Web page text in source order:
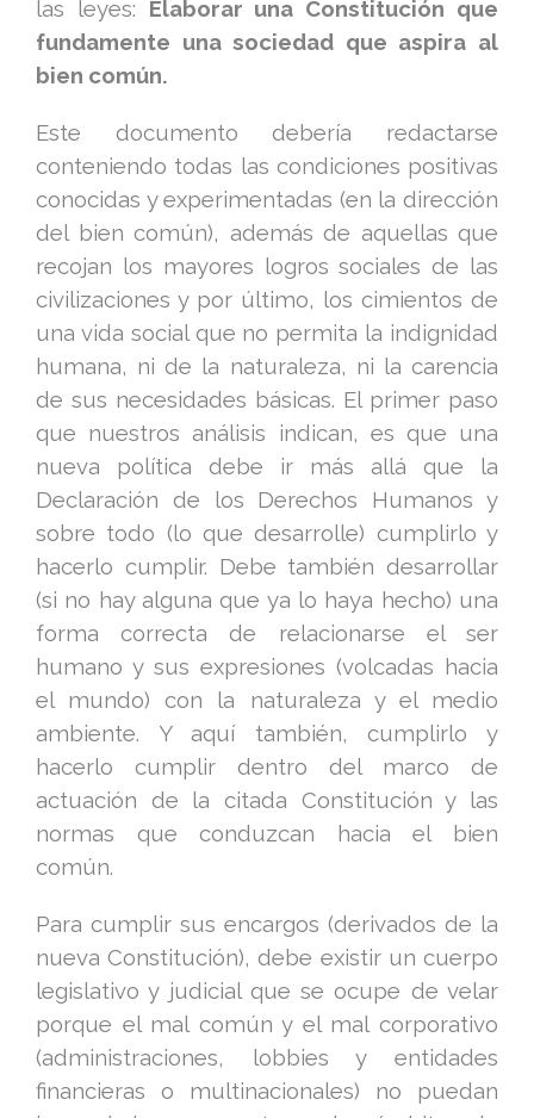
las leyes: Elaborar una Constitución que
fundamente una sociedad que aspira al
bien común.
Este documento debería redactarse
conteniendo todas las condiciones positivas
conocidas y experimentadas (en la dirección
del bien común), además de aquellas que
recojan los mayores logros sociales de las
civilizaciones y por último, los cimientos de
una vida social que no permita la indignidad
humana, ni de la naturaleza, ni la carencia
de sus necesidades básicas. El primer paso
que nuestros análisis indican, es que una
nueva política debe ir más allá que la
Declaración de los Derechos Humanos y
sobre todo (lo que desarrolle) cumplirlo y
hacerlo cumplir. Debe también desarrollar
(si no hay alguna que ya lo haya hecho) una
forma correcta de relacionarse el ser
humano y sus expresiones (volcadas hacia
el mundo) con la naturaleza y el medio
ambiente. Y aquí también, cumplirlo y
hacerlo cumplir dentro del marco de
actuación de la citada Constitución y las
normas que conduzcan hacia el bien
común.
Para cumplir sus encargos (derivados de la
nueva Constitución), debe existir un cuerpo
legislativo y judicial que se ocupe de velar
porque el mal común y el mal corporativo
(administraciones, lobbies y entidades
financieras o multinacionales) no puedan